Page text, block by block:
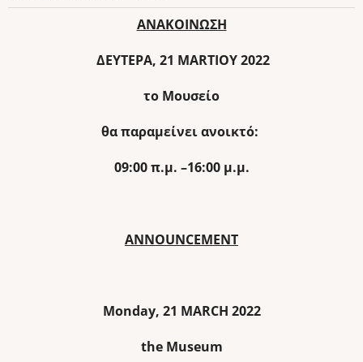
ΑΝΑΚΟΙΝΩΣΗ
ΔΕΥΤΕΡΑ, 21 MARTIOY2022
το Μουσείο
θα παραμείνει ανοικτό:
09:00π.μ. –16:00 μ.μ.
ANNOUNCEMENT
Monday, 21 MARCH 2022
the Museum